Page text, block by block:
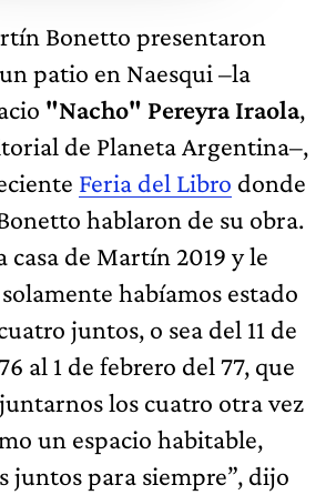
Bonetto presentaron
patio en Naesqui –la
"Nacho" Pereyra Iraola,
de Planeta Argentina–,
Feria del Libro donde
hablaron de su obra.
casa de Martín 2019 y le
habíamos estado
juntos, o sea del 11 de
al 1 de febrero del 77, que
los cuatro otra vez
un espacio habitable,
juntos para siempre”, dijo